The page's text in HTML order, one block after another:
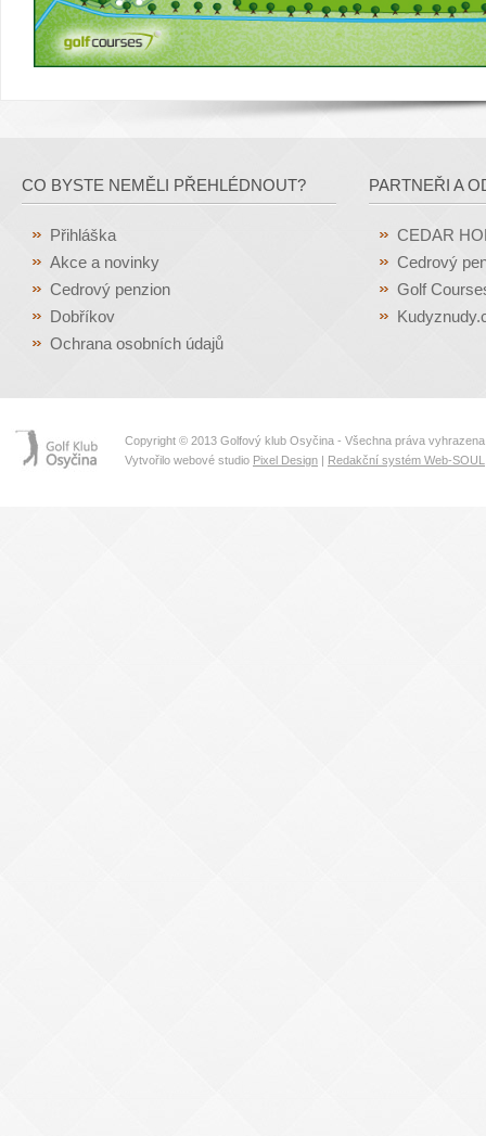
CO BYSTE NEMĚLI PŘEHLÉDNOUT?
Přihláška
Akce a novinky
Cedrový penzion
Dobříkov
Ochrana osobních údajů
PARTNEŘI A
CEDAR
Cedrový
Golf
Copyright © 2013 Golfový klub Osyčina - Všechna práva
Vytvořilo webové studio Pixel Design | Redakční systém Web-SOUL